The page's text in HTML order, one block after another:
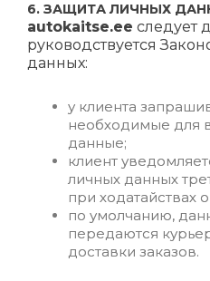
6. ЗАЩИТА ЛИЧНЫХ
autokaitse.ee следует
руководствуется
данных:
у клиента
необходимые для
данные;
клиент
личных данных
при ходатайствах
по умолчанию,
передаются
доставки заказов.